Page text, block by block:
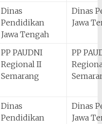
Dinas
Pendidikan
Jawa Tengah
Dinas
Jawa
PP PAUDNI
Regional II
Semarang
PP
Dinas
Pendidikan
Dinas
Jawa